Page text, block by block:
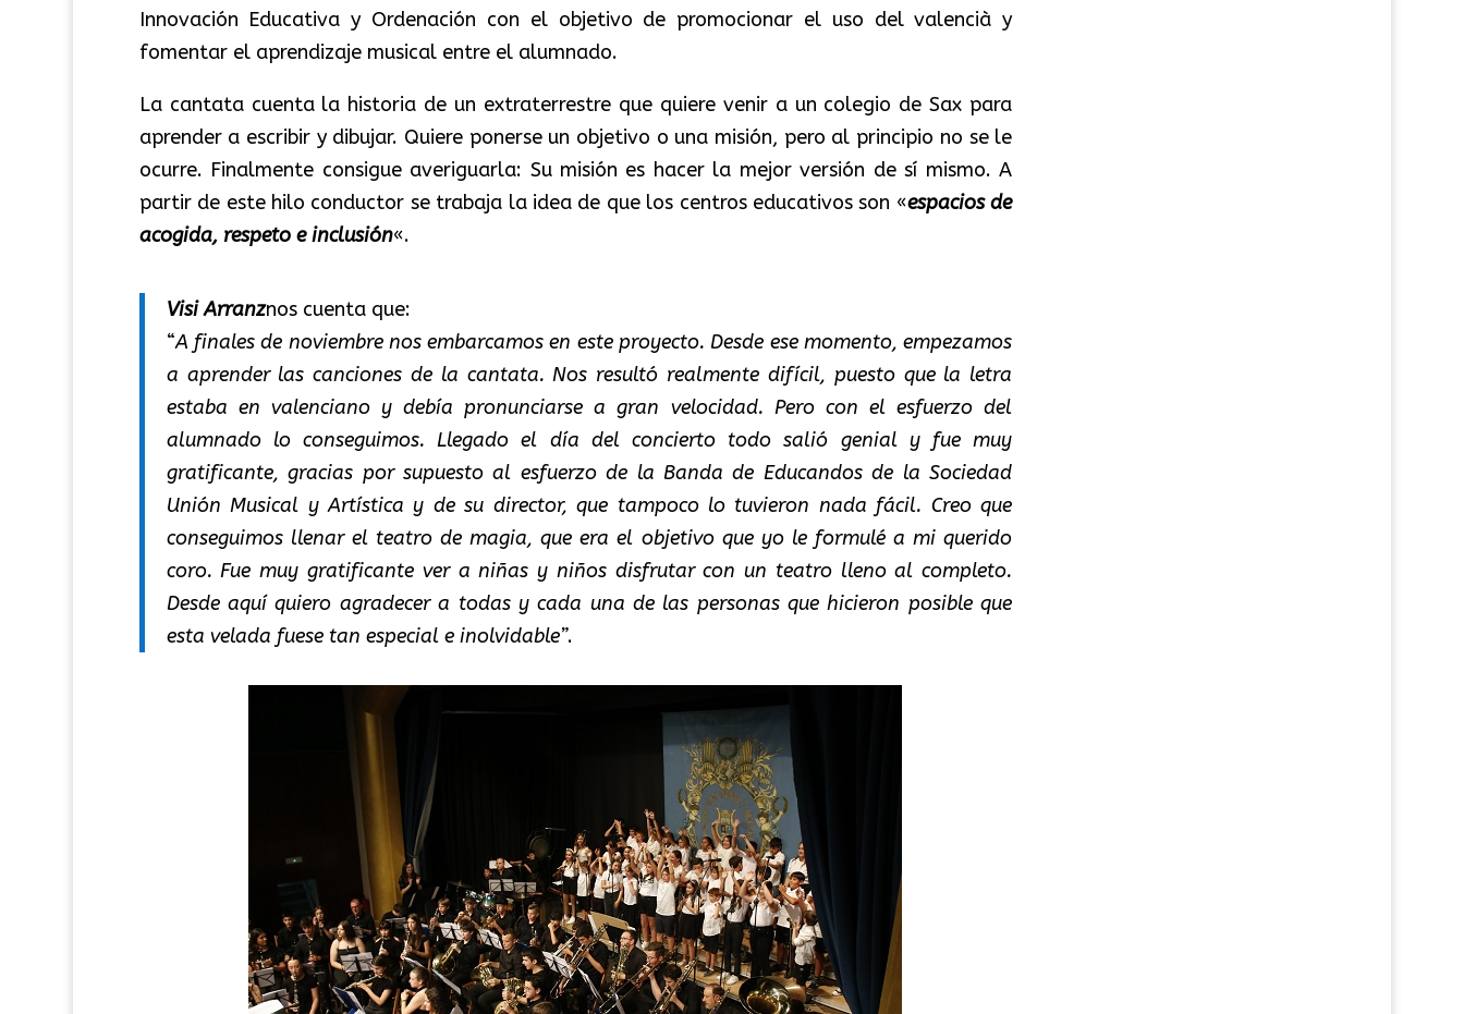
Innovación Educativa y Ordenación con el objetivo de promocionar el uso del valencià y
fomentar el aprendizaje musical entre el alumnado.
La cantata cuenta la historia de un extraterrestre que quiere venir a un colegio de Sax para
aprender a escribir y dibujar. Quiere ponerse un objetivo o una misión, pero al principio no se le
ocurre. Finalmente consigue averiguarla: Su misión es hacer la mejor versión de sí mismo. A
partir de este hilo conductor se trabaja la idea de que los centros educativos son «espacios de
acogida, respeto e inclusión«.
Visi Arranznos cuenta que:
“A finales de noviembre nos embarcamos en este proyecto. Desde ese momento, empezamos
a aprender las canciones de la cantata. Nos resultó realmente difícil, puesto que la letra
estaba en valenciano y debía pronunciarse a gran velocidad. Pero con el esfuerzo del
alumnado lo conseguimos. Llegado el día del concierto todo salió genial y fue muy
gratificante, gracias por supuesto al esfuerzo de la Banda de Educandos de la Sociedad
Unión Musical y Artística y de su director, que tampoco lo tuvieron nada fácil. Creo que
conseguimos llenar el teatro de magia, que era el objetivo que yo le formulé a mi querido
coro. Fue muy gratificante ver a niñas y niños disfrutar con un teatro lleno al completo.
Desde aquí quiero agradecer a todas y cada una de las personas que hicieron posible que
esta velada fuese tan especial e inolvidable”.